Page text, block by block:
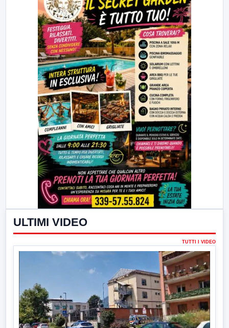
ULTIMI VIDEO
TUTTI I VIDEO